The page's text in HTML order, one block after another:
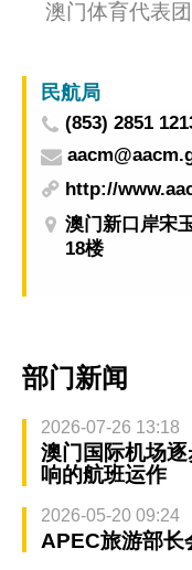
澳门体育代表
民航局
(853) 2851
http://
澳门新口岸宋
18楼
部门新闻
2026-07-26 13:18
澳门国际机场
响的航班运作
2026-05-20 09:24
APEC旅游部长